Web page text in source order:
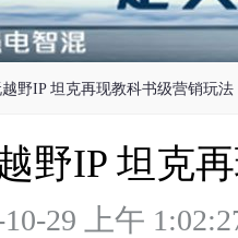
野IP 坦克再现教科书级营销玩法
野IP 坦克
10-29 上午